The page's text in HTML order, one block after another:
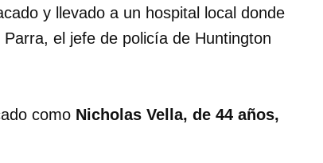
y llevado a un hospital local donde
el jefe de policía de Huntington
como Nicholas Vella, de 44 años,